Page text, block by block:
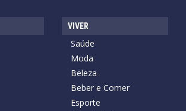
VIVER
Saúde
Moda
Beleza
Beber e Comer
Esporte